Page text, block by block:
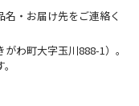
・お届け先をご連絡く
わ町大字玉川888-1）。